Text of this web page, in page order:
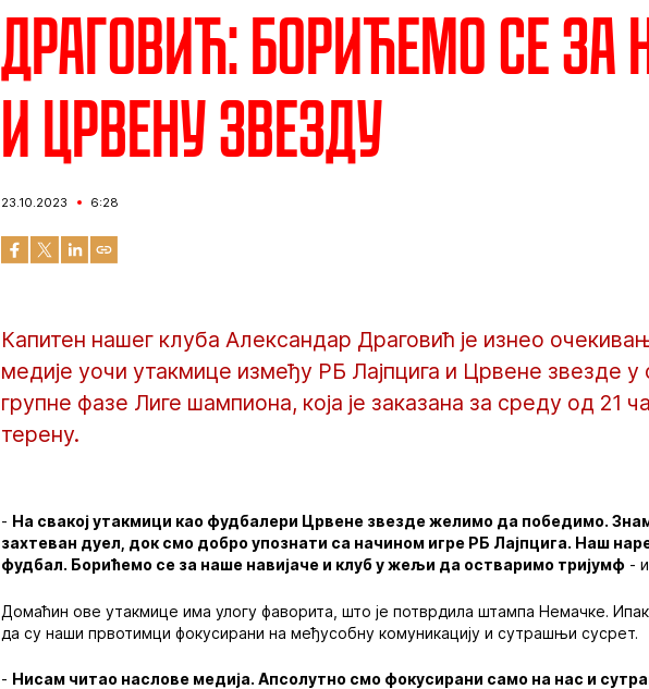
Драговић: Борићемо се за
и Црвену звезду
23.10.2023 6:28
Капитен нашег клуба Александар Драговић је изнео
медије уочи утакмице између РБ Лајпцига и Црвене звезде у
групне фазе Лиге шампиона, која је заказана за среду од 21
терену.
- На свакој утакмици као фудбалери Црвене звезде желимо да победимо.
захтеван дуел, док смо добро упознати са начином игре РБ Лајпцига. Наш
фудбал. Борићемо се за наше навијаче и клуб у жељи да остваримо тријумф -
Домаћин ове утакмице има улогу фаворита, што је потврдила штампа Немачке.
да су наши првотимци фокусирани на међусобну комуникацију и сутрашњи сусрет.
- Нисам читао наслове медија. Апсолутно смо фокусирани само на нас и